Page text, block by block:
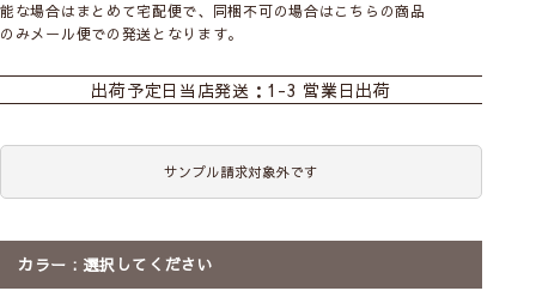
能な場合はまとめて宅配便で、同梱不可の場合はこちらの商品
のみメール便での発送となります。
出荷予定日 当店発送：1-3 営業日出荷
サンプル請求対象外です
カラー 選択してください